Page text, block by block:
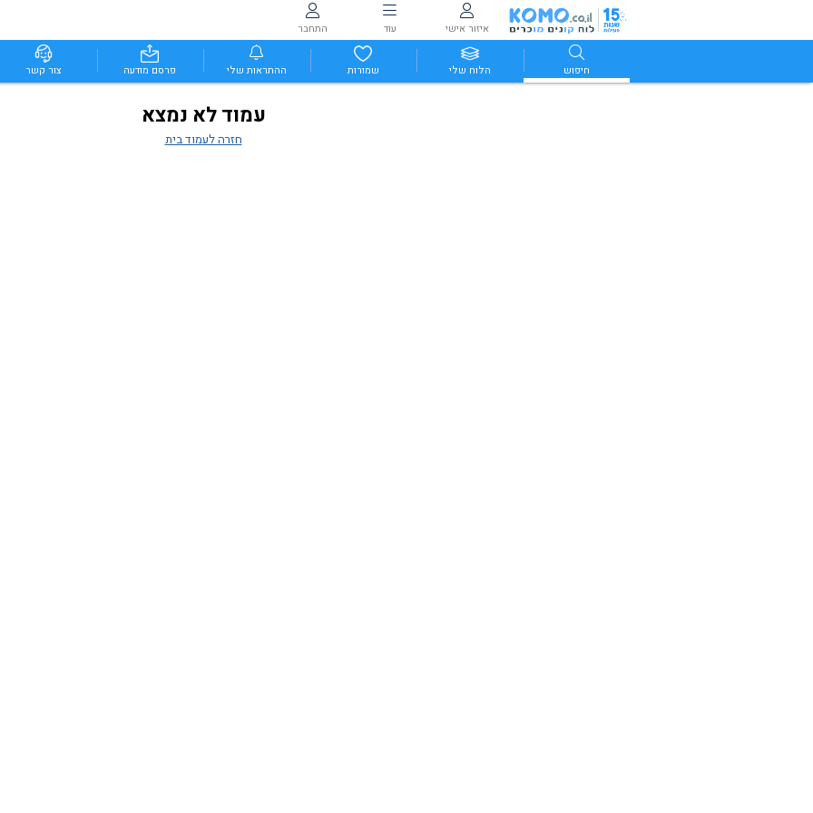
איזור אישי עוד התחבר
חיפוש הלוח שלי שמורות ההתראות שלי פרסם מודעה צור קשר
עמוד לא נמצא
חזרה לעמוד בית